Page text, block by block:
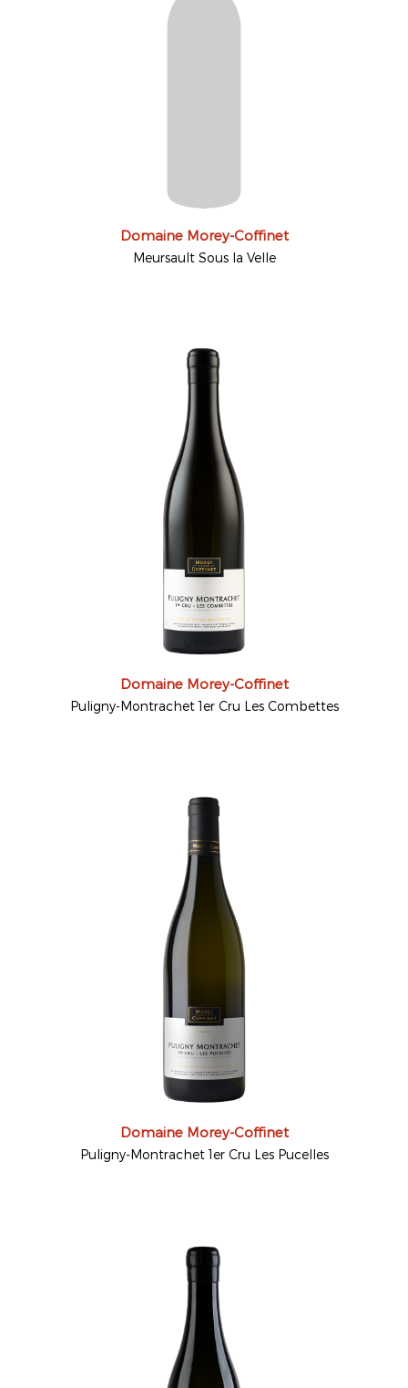
Domaine Morey-Coffinet
Meursault Sous la Velle
Domaine Morey-Coffinet
Puligny-Montrachet 1er Cru Les Combettes
Domaine Morey-Coffinet
Puligny-Montrachet 1er Cru Les Pucelles